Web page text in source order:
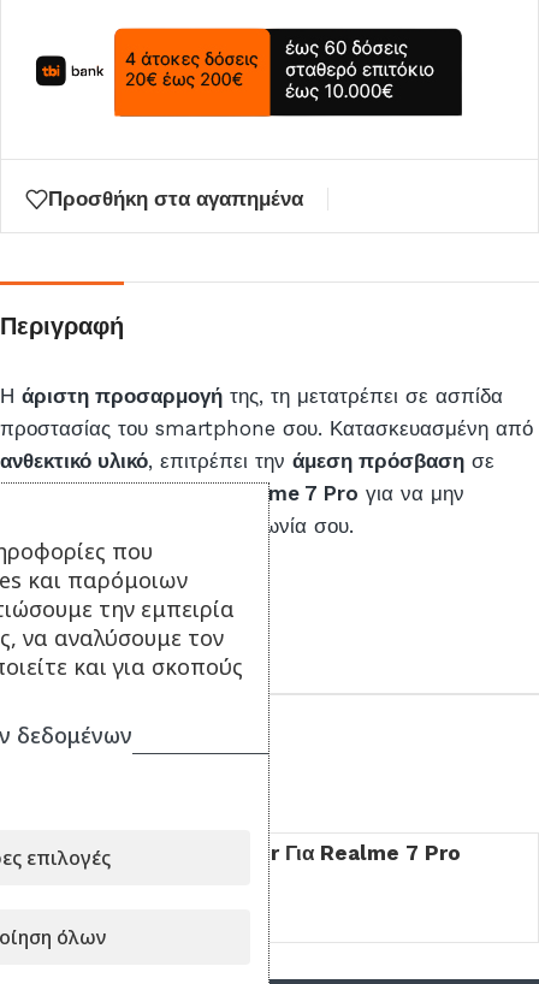
Προσθήκη στα αγαπημένα
Περιγραφή
Η άριστη προσαρμογή της, τη μετατρέπει σε ασπίδα
προστασίας του smartphone σου. Κατασκευασμένη από
ανθεκτικό υλικό, επιτρέπει την άμεση πρόσβαση σε
Realme 7 Pro για να μην
εμποδίζει τίποτα την επικοινωνία σου.
ΣΥΝΔΥΑΣΕ ΤΟ ΜΕ...
Θήκη Back Cover Για Realme 7 Pro
που
και παρόμοιων
την εμπειρία
να αναλύσουμε τον
και για σκοπούς
δεδομένων
επιλογές
όλων